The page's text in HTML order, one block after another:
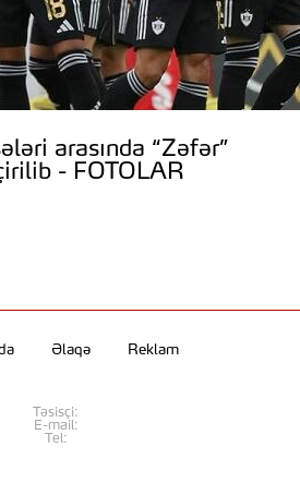
arasında “Zəfər”
- FOTOLAR
Əlaqə Reklam
Təsisçi:
E-mail:
Tel: